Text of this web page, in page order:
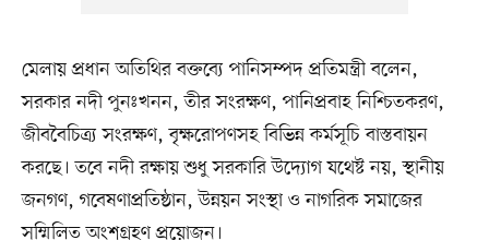
মেলায় প্রধান অতিথির বক্তব্যে পানিসম্পদ প্রতিমন্ত্রী বলেন,
সরকার নদী পুনঃখনন, তীর সংরক্ষণ, পানিপ্রবাহ নিশ্চিতকরণ,
জীববৈচিত্র্য সংরক্ষণ, বৃক্ষরোপণসহ বিভিন্ন কর্মসূচি বাস্তবায়ন
করছে। তবে নদী রক্ষায় শুধু সরকারি উদ্যোগ যথেষ্ট নয়, স্থানীয়
জনগণ, গবেষণাপ্রতিষ্ঠান, উন্নয়ন সংস্থা ও নাগরিক সমাজের
সম্মিলিত অংশগ্রহণ প্রয়োজন।